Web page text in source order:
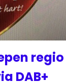
regio
DAB+